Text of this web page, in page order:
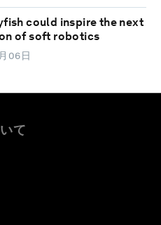
could inspire the next
of soft robotics
06日
て